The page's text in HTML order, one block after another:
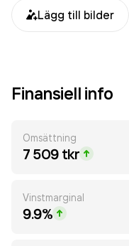
Lägg till bilder
Finansiell info
Omsättning
7 509 tkr
Vinstmarginal
9.9%